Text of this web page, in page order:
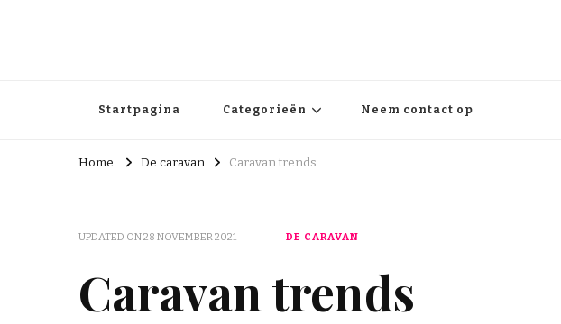
Startpagina Categorieën Neem contact op
Home De caravan Caravan trends
UPDATED ON28 NOVEMBER 2021 DE CARAVAN
Caravan trends